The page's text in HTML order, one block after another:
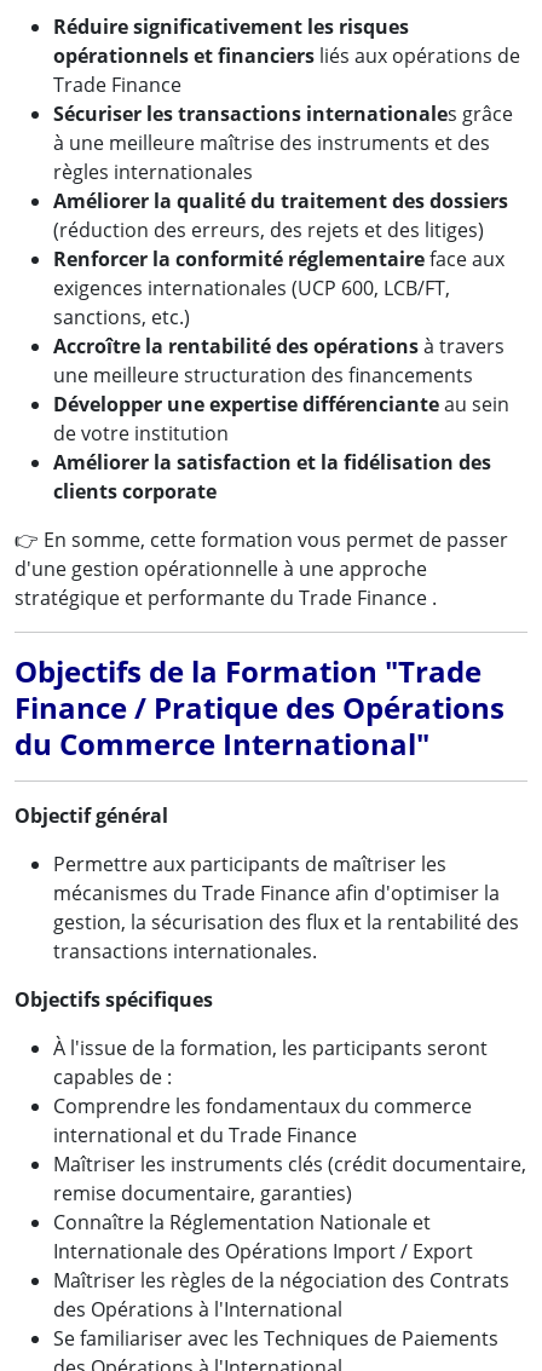
Réduire significativement les risques
opérationnels et financiers liés aux opérations de
Trade Finance
Sécuriser les transactions internationales grâce
à une meilleure maîtrise des instruments et des
règles internationales
Améliorer la qualité du traitement des dossiers
(réduction des erreurs, des rejets et des litiges)
Renforcer la conformité réglementaireface aux
exigences internationales (UCP 600, LCB/FT,
sanctions, etc.)
Accroître la rentabilité des opérationsà travers
une meilleure structuration des financements
Développer une expertise différencianteau sein
de votre institution
Améliorer la satisfaction et la fidélisation des
clients corporate
👉 En somme, cette formation vous permet de passer
d'une gestion opérationnelle à une approche
stratégique et performante du Trade Finance .
Objectifs de la Formation "Trade
Finance / Pratique des Opérations
du Commerce International"
Objectif général
Permettre aux participants de maîtriser les
mécanismes du Trade Finance afin d'optimiser la
gestion, la sécurisation des flux et la rentabilité des
transactions internationales.
Objectifs spécifiques
À l'issue de la formation, les participants seront
capables de :
Comprendre les fondamentaux du commerce
international et du Trade Finance
Maîtriser les instruments clés (crédit documentaire,
remise documentaire, garanties)
Connaître la Réglementation Nationale et
Internationale des Opérations Import / Export
Maîtriser les règles de la négociation des Contrats
des Opérations à l'International
Se familiariser avec les Techniques de Paiements